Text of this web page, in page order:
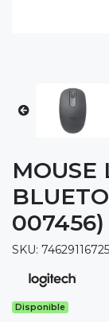
MOUSE
007456)
SKU:
Disponible